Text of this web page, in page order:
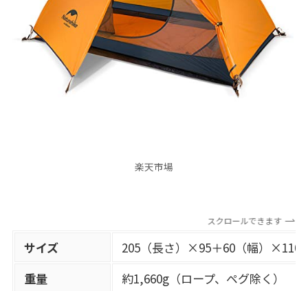
楽天市場
スクロールできます
サイズ
205（長さ）×95＋60（幅）×110
重量
約1,660g（ロープ、ペグ除く）